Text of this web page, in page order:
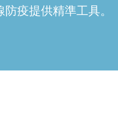
疫提供精準工具。